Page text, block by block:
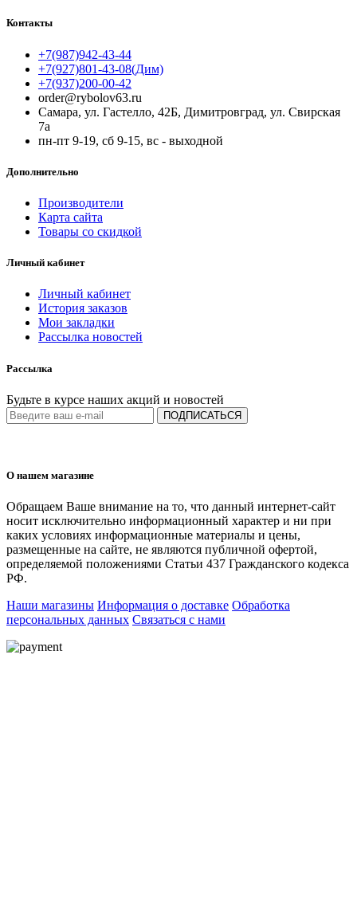
Контакты
+7(987)942-43-44
+7(927)801-43-08(Дим)
+7(937)200-00-42
order@rybolov63.ru
Самара, ул. Гастелло, 42Б, Димитровград, ул. Свирская
7а
пн-пт 9-19, сб 9-15, вс - выходной
Дополнительно
Производители
Карта сайта
Товары со скидкой
Личный кабинет
Личный кабинет
История заказов
Мои закладки
Рассылка новостей
Рассылка
Будьте в курсе наших акций и новостей
ПОДПИСАТЬСЯ
О нашем магазине
Обращаем Ваше внимание на то, что данный интернет-сайт
носит исключительно информационный характер и ни при
каких условиях информационные материалы и цены,
размещенные на сайте, не являются публичной офертой,
определяемой положениями Статьи 437 Гражданского кодекса
РФ.
Наши магазины Информация о доставке Обработка
персональных данных Связаться с нами